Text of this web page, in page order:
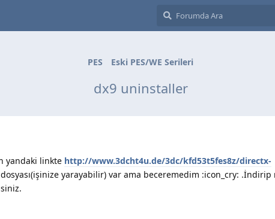
PES Eski PES/WE Serileri
dx9 uninstaller
yandaki linkte http://www.3dcht4u.de/3dc/kfd53t5fes8z/directx-
yarayabilir) var ama beceremedim :icon_cry: .İndirip